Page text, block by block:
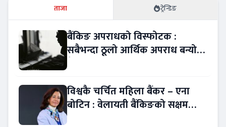
ताजा ट्रेन्डिङ
बैंकिङ अपराधको विस्फोटक :
सबैभन्दा ठूलो आर्थिक अपराध बन्यो
विश्वकै चर्चित महिला बैंकर – एना
बोटिन : वेलायती बैंकिङको सक्षम